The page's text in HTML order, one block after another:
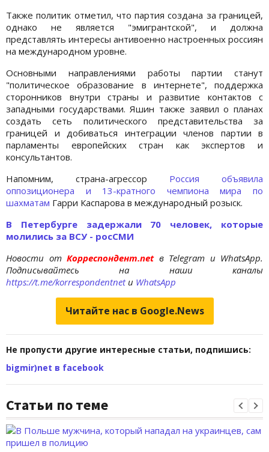
Также политик отметил, что партия создана за границей,
однако не является "эмигрантской", и должна
представлять интересы антивоенно настроенных россиян
на международном уровне.
Основными направлениями работы партии станут
"политическое образование в интернете", поддержка
сторонников внутри страны и развитие контактов с
западными государствами. Яшин также заявил о планах
создать сеть политического представительства за
границей и добиваться интеграции членов партии в
парламенты европейских стран как экспертов и
консультантов.
Напомним, страна-агрессор Россия объявила
оппозиционера и 13-кратного чемпиона мира по
шахматам Гарри Каспарова в международный розыск.
В Петербурге задержали 70 человек, которые
молились за ВСУ - росСМИ
Новости отКорреспондент.net в Telegram и WhatsApp.
Подписывайтесь на наши каналы
https://t.me/korrespondentnetи WhatsApp
Читайте нас в Google.News
Не пропусти другие интересные статьи, подпишись:
bigmir)net в facebook
Статьи по теме